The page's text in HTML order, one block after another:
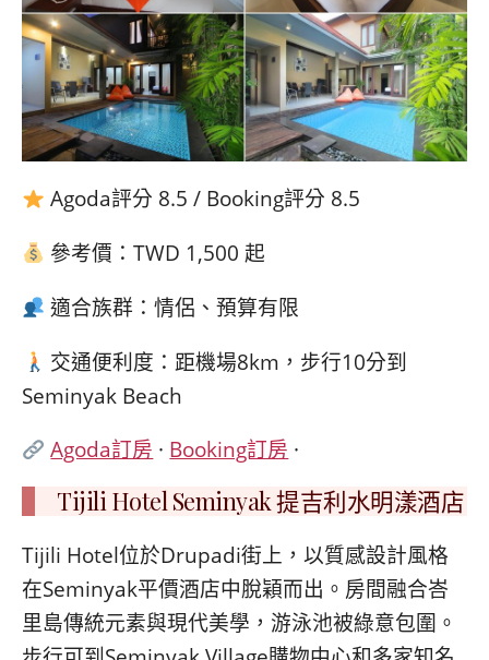
Agoda評分 8.5 / Booking評分 8.5
參考價：TWD 1,500 起
適合族群：情侶、預算有限
交通便利度：距機場8km，步行10分到
Seminyak Beach
Agoda訂房 · Booking訂房 ·
Tijili Hotel Seminyak 提吉利水明漾酒店
Tijili Hotel位於Drupadi街上，以質感設計風格
在Seminyak平價酒店中脫穎而出。房間融合峇
里島傳統元素與現代美學，游泳池被綠意包圍。